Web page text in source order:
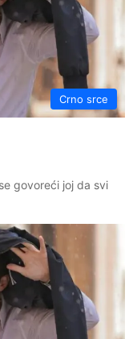
Crno srce
govoreći joj da svi